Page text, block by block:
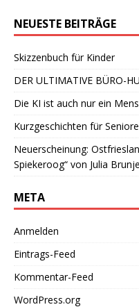
NEUESTE BEITRÄGE
Skizzenbuch für Kinder
DER ULTIMATIVE BÜRO-
Die KI ist auch nur ein
Kurzgeschichten für
Neuerscheinung:
Spiekeroog“ von Julia
META
Anmelden
Eintrags-Feed
Kommentar-Feed
WordPress.org